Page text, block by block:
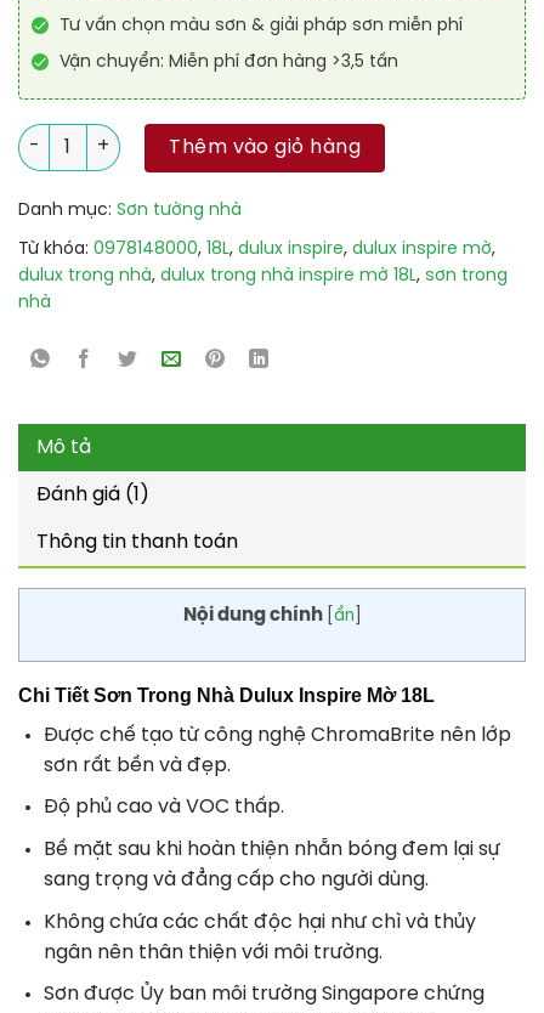
Tư vấn chọn màu sơn & giải pháp sơn miễn phí
Vận chuyển: Miễn phí đơn hàng >3,5 tấn
Sơn Trong Nhà Dulux Inspire Mờ 18L số lượng
Thêm vào giỏ hàng
Danh mục: Sơn tường nhà
Từ khóa: 0978148000, 18L, dulux inspire, dulux inspire mờ,
dulux trong nhà, dulux trong nhà inspire mờ 18L, sơn trong
nhà
Mô tả
Đánh giá (1)
Thông tin thanh toán
Nội dung chính ẩn
Chi Tiết Sơn Trong Nhà Dulux Inspire Mờ 18L
Được chế tạo từ công nghệ ChromaBrite nên lớp
sơn rất bền và đẹp.
Độ phủ cao và VOC thấp.
Bề mặt sau khi hoàn thiện nhẵn bóng đem lại sự
sang trọng và đẳng cấp cho người dùng.
Không chứa các chất độc hại như chì và thủy
ngân nên thân thiện với môi trường.
Sơn được Ủy ban môi trường Singapore chứng